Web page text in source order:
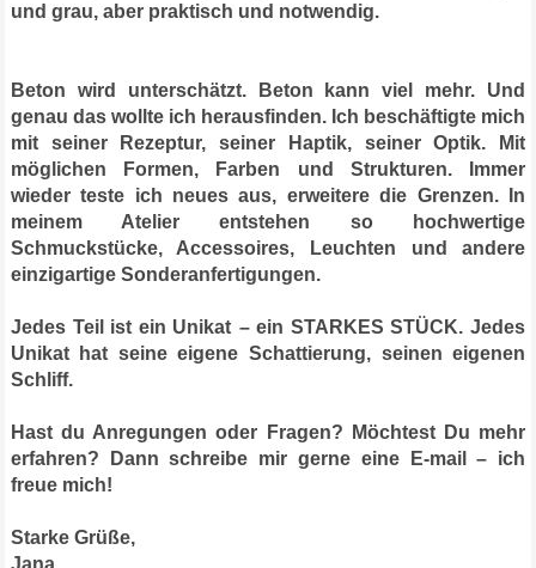
und grau, aber praktisch und notwendig.
Beton wird unterschätzt. Beton kann viel mehr. Und
genau das wollte ich herausfinden. Ich beschäftigte mich
mit seiner Rezeptur, seiner Haptik, seiner Optik. Mit
möglichen Formen, Farben und Strukturen. Immer
wieder teste ich neues aus, erweitere die Grenzen. In
meinem Atelier entstehen so hochwertige
Schmuckstücke, Accessoires, Leuchten und andere
einzigartige Sonderanfertigungen.
Jedes Teil ist ein Unikat – ein STARKES STÜCK. Jedes
Unikat hat seine eigene Schattierung, seinen eigenen
Schliff.
Hast du Anregungen oder Fragen? Möchtest Du mehr
erfahren? Dann schreibe mir gerne eine E-mail – ich
freue mich!
Starke Grüße,
Jana